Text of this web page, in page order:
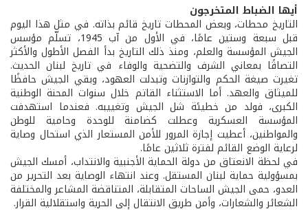
أيها الضباط المتخرجون
التاريخ محطات، وبعض المحطات تاريخ قائم بذاته. في مثل هذا اليوم
قبل سبعة وستين عامًا، في الأول من آب 1945، تسلّم مؤسس
الجيش المؤسسة والعلم، ومنذ ذلك التاريخ بدأ الفصل الأطول والأكثر
التصاقًا بمعاني الشرف والتضحية والوفاء في تاريخ لبنان الحديث.
تغيرت صيغة الحكم والتوازنات وتبدلت العهود، وبقي الجيش حافظًا
للميثاق والعهد. أما الاستثناء القاتم خلال سنوات المحنة الوطنية
الكبرى، فولد من خطيئة شل الجيش وتغييبه. فعندما استهدفت
المؤسسة العسكرية وعطلت كضامنة للوحدة وحامية للوطن
والمواطنين، أعطيت إجازة المرور للأمن المستعار الذي استحال وصاية
لرعاية الوضع القائم لفترة ثلاثين عامًا.
في لحظة الانعتاق من دولة الحماية الأجنبية والانتداب، أمسك الجيش
بمسؤولية حماية لبنان المستقل. وعند انتهاء الوصاية بعد التحرير من
العدو، حمى الجيش الساحات المتقابلة، المتناقضة المشاعر والمختلفة
الشعائر والشعارات، وأمن طريق الانتقال إلى الحرية واستقلالية القرار.